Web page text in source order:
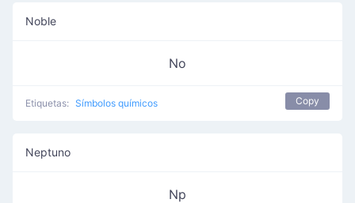
Noble
No
Etiquetas: Símbolos químicos Copy
Neptuno
Np